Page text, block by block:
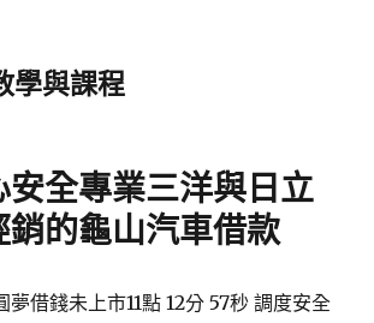
學與課程
安全專業三洋與日立
銷的龜山汽車借款
夢借錢未上市11點 12分 57秒 調度安全